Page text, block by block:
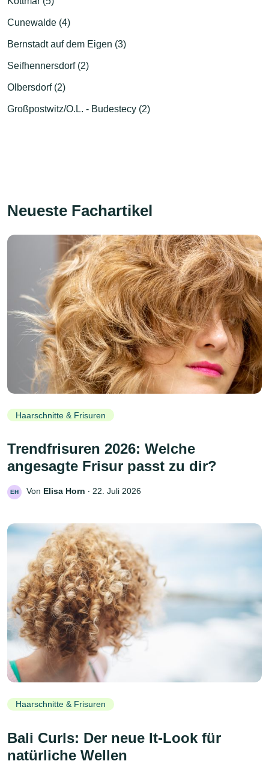
Cunewalde (4)
Bernstadt auf dem Eigen (3)
Seifhennersdorf (2)
Olbersdorf (2)
Großpostwitz/O.L. - Budestecy (2)
Neueste Fachartikel
Haarschnitte & Frisuren
Trendfrisuren 2026: Welche
angesagte Frisur passt zu dir?
EH Von Elisa Horn ‧ 22. Juli 2026
Haarschnitte & Frisuren
Bali Curls: Der neue It-Look für
natürliche Wellen